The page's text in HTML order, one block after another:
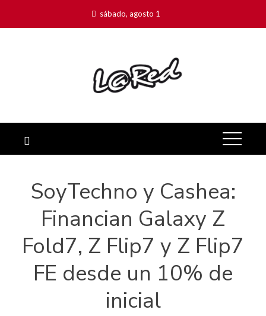
sábado, agosto 1
SoyTechno y Cashea:
Financian Galaxy Z
Fold7, Z Flip7 y Z Flip7
FE desde un 10% de
inicial